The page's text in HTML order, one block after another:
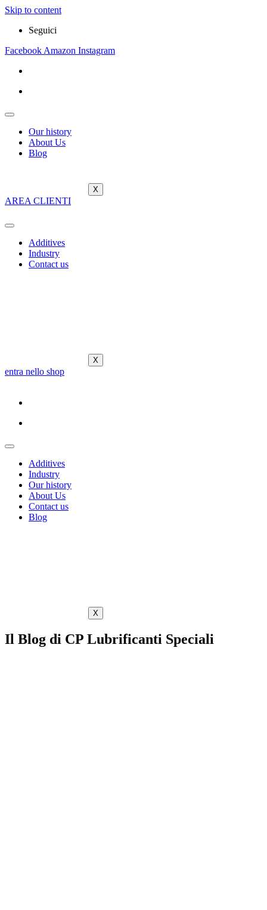
Skip to content
Seguici
Facebook Amazon Instagram
Our history
About Us
Blog
X
AREA CLIENTI
Additives
Industry
Contact us
X
entra nello shop
Additives
Industry
Our history
About Us
Contact us
Blog
X
Il Blog di CP Lubrificanti Speciali